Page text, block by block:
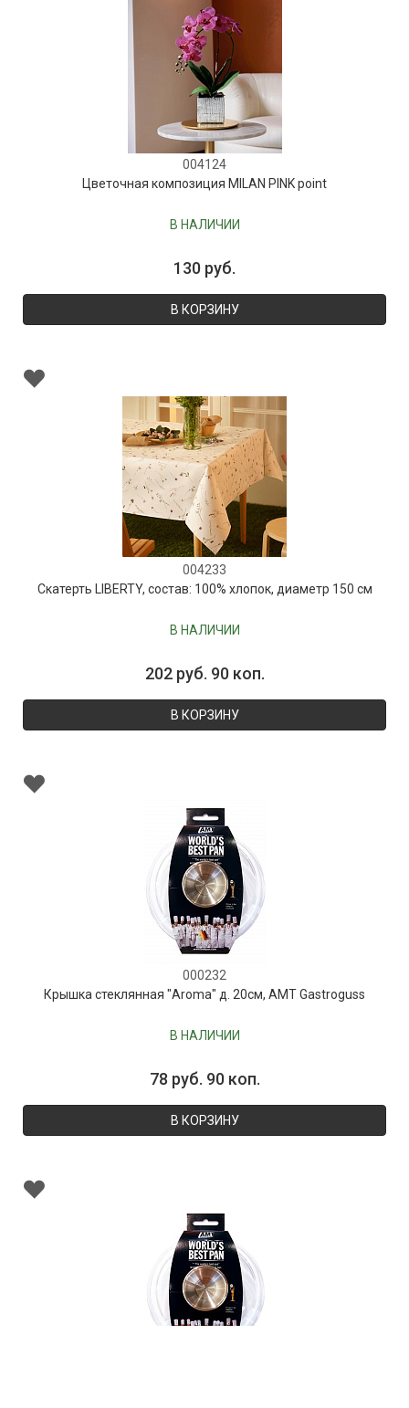
004124
Цветочная композиция MILAN PINK point
В НАЛИЧИИ
130 руб.
В КОРЗИНУ
004233
Скатерть LIBERTY, состав: 100% хлопок, диаметр 150 см
В НАЛИЧИИ
202 руб. 90 коп.
В КОРЗИНУ
000232
Крышка стеклянная "Aroma" д. 20см, AMT Gastroguss
В НАЛИЧИИ
78 руб. 90 коп.
В КОРЗИНУ